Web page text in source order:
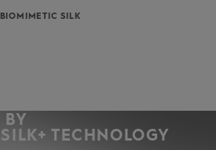
BIOMIMETIC SILK
BY
SILK+ TECHNOLOGY